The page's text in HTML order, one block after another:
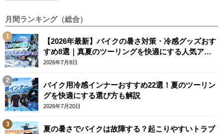
月間ランキング（総合）
【2026年最新】バイクの暑さ対策・冷感グッズおす
すめ8選｜真夏のツーリングを快適にする人気アイ
テム
2026年7月8日
バイク用冷感インナーおすすめ22選！夏のツーリン
グを快適にする選び方も解説
2026年7月20日
夏の暑さでバイクは故障する？起こりやすいトラブ